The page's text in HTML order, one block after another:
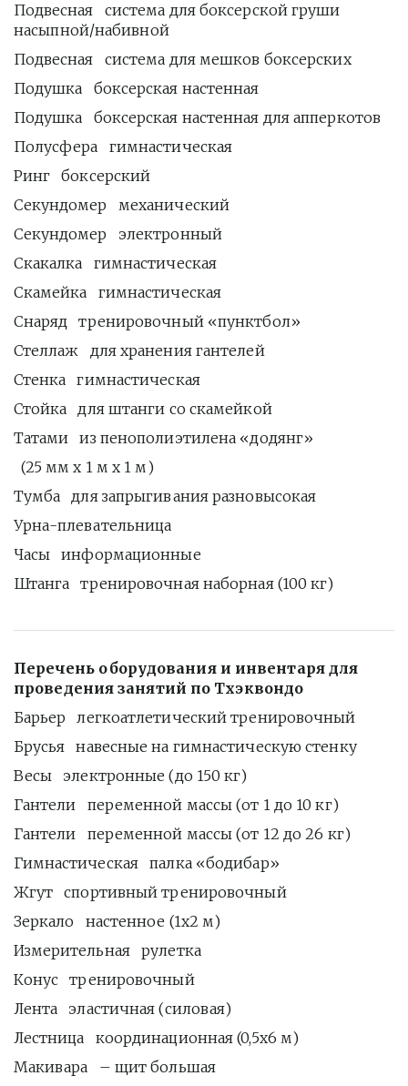
Подвесная   система для боксерской груши
насыпной/набивной
Подвесная   система для мешков боксерских
Подушка   боксерская настенная
Подушка   боксерская настенная для апперкотов
Полусфера   гимнастическая
Ринг   боксерский
Секундомер   механический
Секундомер   электронный
Скакалка   гимнастическая
Скамейка   гимнастическая
Снаряд   тренировочный «пунктбол»
Стеллаж   для хранения гантелей
Стенка   гимнастическая
Стойка   для штанги со скамейкой
Татами   из пенополиэтилена «додянг»
  (25 мм x 1 м x 1 м)
Тумба   для запрыгивания разновысокая
Урна-плевательница
Часы   информационные
Штанга   тренировочная наборная (100 кг)
Перечень оборудования и инвентаря для
проведения занятий по Тхэквондо
Барьер   легкоатлетический тренировочный
Брусья   навесные на гимнастическую стенку
Весы   электронные (до 150 кг)
Гантели   переменной массы (от 1 до 10 кг)
Гантели   переменной массы (от 12 до 26 кг)
Гимнастическая   палка «бодибар»
Жгут   спортивный тренировочный
Зеркало   настенное (1х2 м)
Измерительная   рулетка
Конус   тренировочный
Лента   эластичная (силовая)
Лестница   координационная (0,5х6 м)
Макивара   – щит большая